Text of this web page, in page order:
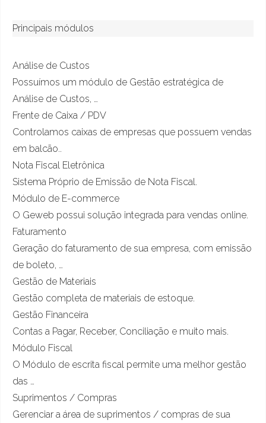
Principais módulos
Análise de Custos
Possuímos um módulo de Gestão estratégica de
Análise de Custos, …
Frente de Caixa / PDV
Controlamos caixas de empresas que possuem vendas
em balcão..
Nota Fiscal Eletrônica
Sistema Próprio de Emissão de Nota Fiscal.
Módulo de E-commerce
O Geweb possui solução integrada para vendas online.
Faturamento
Geração do faturamento de sua empresa, com emissão
de boleto, …
Gestão de Materiais
Gestão completa de materiais de estoque.
Gestão Financeira
Contas a Pagar, Receber, Conciliação e muito mais.
Módulo Fiscal
O Módulo de escrita fiscal permite uma melhor gestão
das …
Suprimentos / Compras
Gerenciar a área de suprimentos / compras de sua